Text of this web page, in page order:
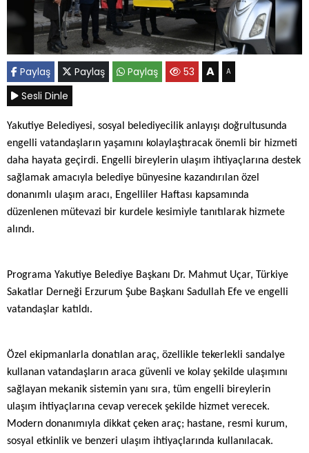
Paylaş Paylaş Paylaş 53 A A
Sesli Dinle
Yakutiye Belediyesi, sosyal belediyecilik anlayışı doğrultusunda
engelli vatandaşların yaşamını kolaylaştıracak önemli bir hizmeti
daha hayata geçirdi. Engelli bireylerin ulaşım ihtiyaçlarına destek
sağlamak amacıyla belediye bünyesine kazandırılan özel
donanımlı ulaşım aracı, Engelliler Haftası kapsamında
düzenlenen mütevazi bir kurdele kesimiyle tanıtılarak hizmete
alındı.
Programa Yakutiye Belediye Başkanı Dr. Mahmut Uçar, Türkiye
Sakatlar Derneği Erzurum Şube Başkanı Sadullah Efe ve engelli
vatandaşlar katıldı.
Özel ekipmanlarla donatılan araç, özellikle tekerlekli sandalye
kullanan vatandaşların araca güvenli ve kolay şekilde ulaşımını
sağlayan mekanik sistemin yanı sıra, tüm engelli bireylerin
ulaşım ihtiyaçlarına cevap verecek şekilde hizmet verecek.
Modern donanımıyla dikkat çeken araç; hastane, resmi kurum,
sosyal etkinlik ve benzeri ulaşım ihtiyaçlarında kullanılacak.